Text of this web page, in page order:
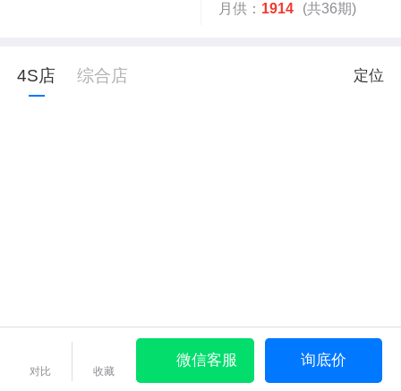
月供： 1914 (共36期)
4S店 综合店 定位
对比 收藏
微信客服 询底价